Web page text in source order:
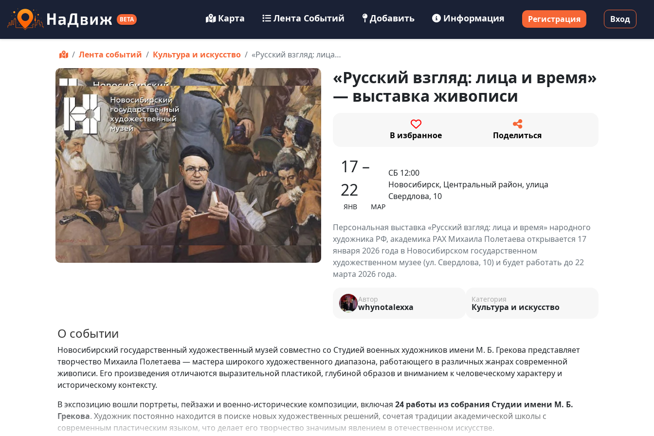
BETA Карта Лента Событий Добавить Информация Регистрация Вход
Лента событий Культура и искусство «Русский взгляд: лица…
«Русский взгляд: лица и время»
— выставка живописи
В избранное Поделиться
17 –
22
ЯНВ МАР
СБ 12:00
Новосибирск, Центральный район, улица
Свердлова, 10
Персональная выставка «Русский взгляд: лица и время» народного
художника РФ, академика РАХ Михаила Полетаева открывается 17
января 2026 года в Новосибирском государственном
художественном музее (ул. Свердлова, 10) и будет работать до 22
марта 2026 года.
Автор
whynotalexxa
Категория
Культура и искусство
О событии
Новосибирский государственный художественный музей совместно со Студией военных художников имени М. Б. Грекова представляет
творчество Михаила Полетаева — мастера широкого художественного диапазона, работающего в различных жанрах современной
живописи. Его произведения отличаются выразительной пластикой, глубиной образов и вниманием к человеческому характеру и
историческому контексту.
В экспозицию вошли портреты, пейзажи и военно-исторические композиции, включая 24 работы из собрания Студии имени М. Б.
Грекова. Художник постоянно находится в поиске новых художественных решений, сочетая традиции академической школы с
современным пластическим языком, что делает его творчество значимым явлением в отечественном искусстве.